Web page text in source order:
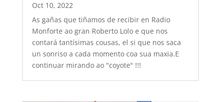
Oct 10, 2022
As gañas que tiñamos de recibir en Radio
Monforte ao gran Roberto Lolo e que nos
contará tantísimas cousas, el si que nos saca
un sonriso a cada momento coa sua maxia.E
continuar mirando ao "coyote" !!!